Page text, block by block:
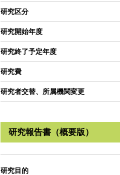
研究区分
研究開始年度
研究終了予定年度
研究費
研究者交替、所属機関変更
研究報告書（概要版）
研究目的